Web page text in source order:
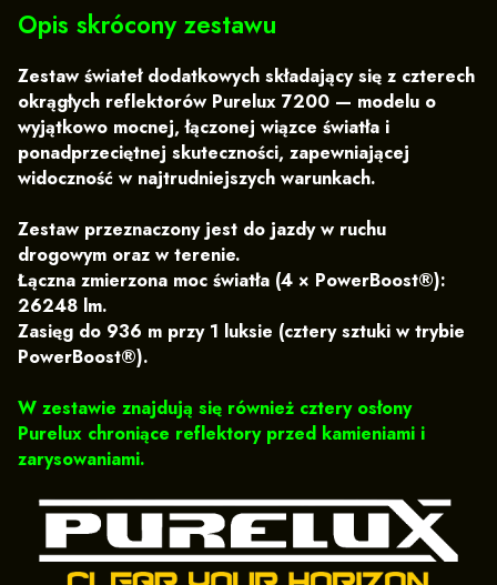
Opis skrócony zestawu
Zestaw świateł dodatkowych składający się z czterech
okrągłych reflektorów Purelux 7200 — modelu o
wyjątkowo mocnej, łączonej wiązce światła i
ponadprzeciętnej skuteczności, zapewniającej
widoczność w najtrudniejszych warunkach.
Zestaw przeznaczony jest do jazdy w ruchu
drogowym oraz w terenie.
Łączna zmierzona moc światła (4 × PowerBoost®):
26248 lm.
Zasięg do 936 m przy 1 luksie (cztery sztuki w trybie
PowerBoost®).
W zestawie znajdują się również cztery osłony
Purelux chroniące reflektory przed kamieniami i
zarysowaniami.